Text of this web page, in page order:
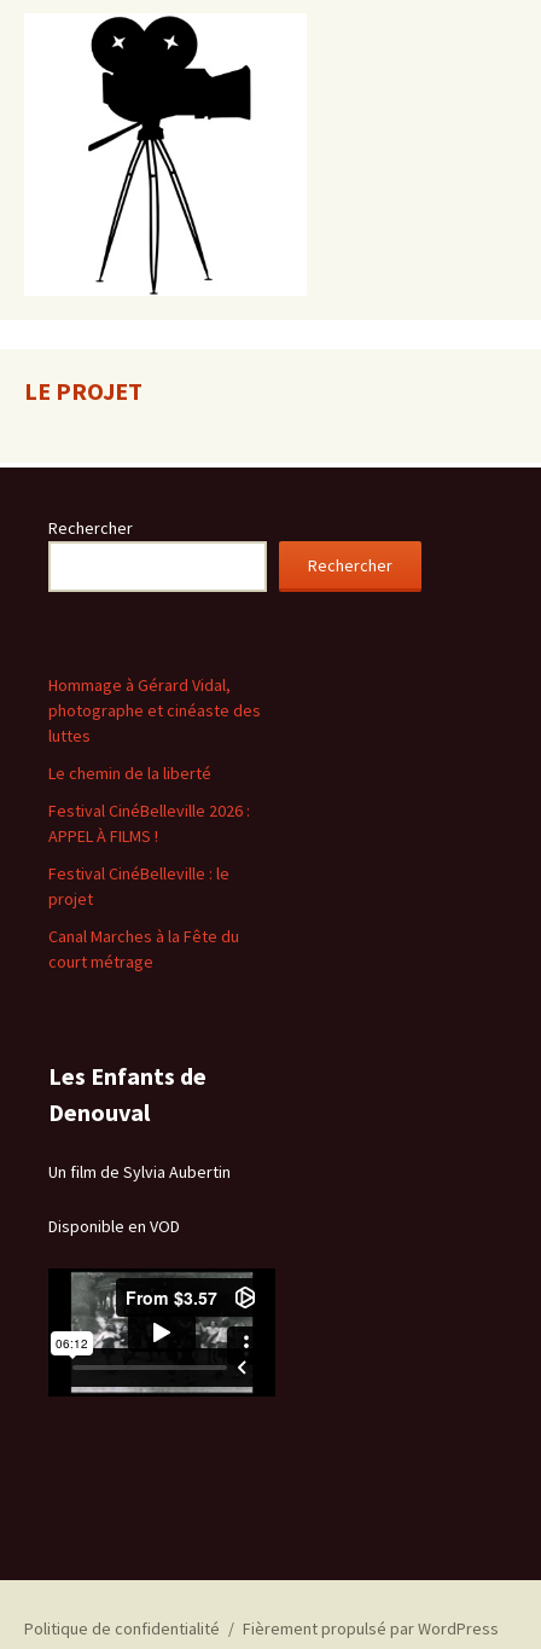
LE PROJET
Rechercher
Rechercher
Hommage à Gérard Vidal,
photographe et cinéaste des
luttes
Le chemin de la liberté
Festival CinéBelleville 2026 :
APPEL À FILMS !
Festival CinéBelleville : le
projet
Canal Marches à la Fête du
court métrage
Les Enfants de
Denouval
Un film de Sylvia Aubertin
Disponible en VOD
Politique de confidentialité Fièrement propulsé par WordPress